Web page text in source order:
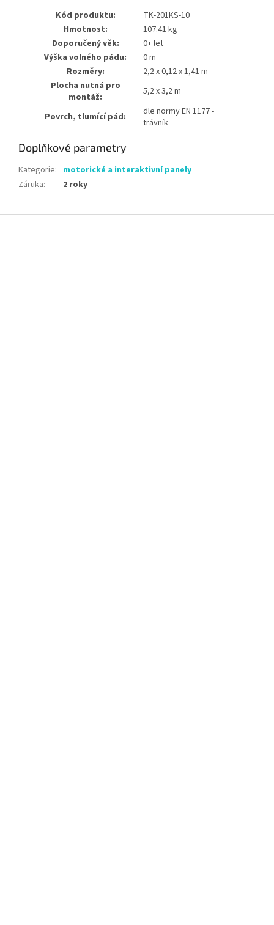
Kód produktu:
TK-201KS-10
Hmotnost:
107.41 kg
Doporučený věk:
0+ let
Výška volného pádu:
0 m
Rozměry:
2,2 x 0,12 x 1,41 m
Plocha nutná pro
montáž:
5,2 x 3,2 m
Povrch, tlumící pád:
dle normy EN 1177 -
trávník
Doplňkové parametry
Kategorie: motorické a interaktivní panely
Záruka: 2 roky